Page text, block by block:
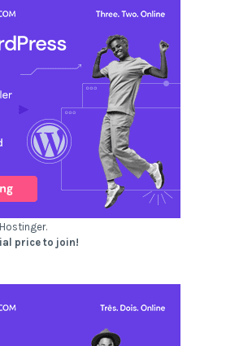
price to join!